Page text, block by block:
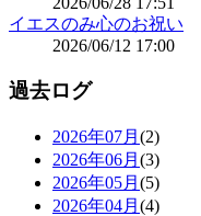
イエスのみ心のお祝い
2026/06/12 17:00
過去ログ
2026年07月 (2)
2026年06月 (3)
2026年05月 (5)
2026年04月 (4)